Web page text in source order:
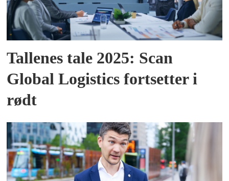
Tallenes tale 2025: Scan
Global Logistics fortsetter i
rødt